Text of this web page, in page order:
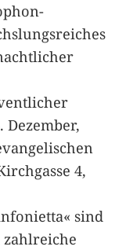
Dezember,
4,
sind
zahlreiche